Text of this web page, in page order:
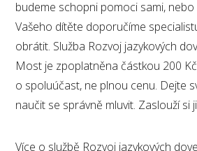
budeme schopni pomoci sami,
Vašeho dítěte doporučíme
obrátit. Služba Rozvoj jazykových
Most je zpoplatněna částkou 200
o spoluúčast, ne plnou cenu. Dejte
naučit se správně mluvit. Zaslouží
Více o službě Rozvoj jazykových